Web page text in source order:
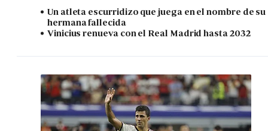
Un atleta escurridizo que juega en el nombre de su
hermana fallecida
Vinicius renueva con el Real Madrid hasta 2032